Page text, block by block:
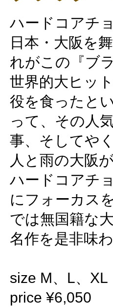
ハードコアチ
日本・大阪を
れがこの『ブ
世界的大ヒッ
役を食ったと
って、その人
事、そしてや
人と雨の大阪
ハードコアチ
にフォーカス
では無国籍な
名作を是非味
size M、L、XL
price ¥6,050